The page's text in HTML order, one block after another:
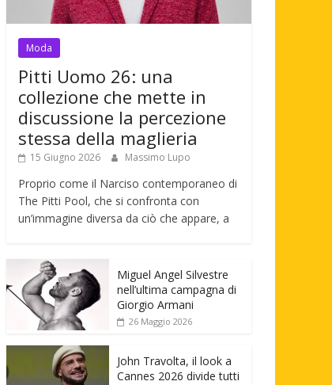
Moda
Pitti Uomo 26: una
collezione che mette in
discussione la percezione
stessa della maglieria
15 Giugno 2026 Massimo Lupo
Proprio come il Narciso contemporaneo di
The Pitti Pool, che si confronta con
un’immagine diversa da ciò che appare, a
Miguel Angel Silvestre
nell’ultima campagna di
Giorgio Armani
26 Maggio 2026
John Travolta, il look a
Cannes 2026 divide tutti